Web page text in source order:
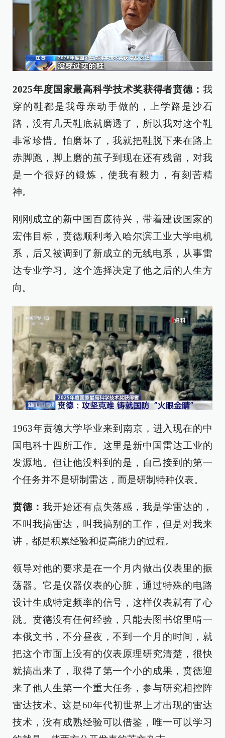
2025年度国家最高科学技术奖获得者贲德 ：我
穿的鞋都是我母亲动手做的，上学路是沙石
路，没有几天鞋底就磨透了，所以我对这个鞋
非常珍惜。怕磨坏了，我就把鞋脱下来在路上
赤脚跑，脚上磨的茧子到现在还有残留，对我
是一个很好的锻炼，使我有毅力，有刻苦精
神。
刚刚成立的新中国百废待兴，带着建设国家的
宏伟目标，贲德顺利考入哈尔滨工业大学电机
系，后又被调到了新成立的无线电系，从事雷
达专业学习。这个选择决定了他之后的人生方
向。
1963年贲德大学毕业来到南京，进入现在的中
国电科十四所工作。这里是新中国雷达工业的
发源地。但让他没料到的是，自己接到的第一
个任务并不是研制雷达，而是研制特种仪表。
贲德： 我开始还有点失落感，我是学雷达的，
不叫我搞雷达，叫我搞别的工作，但是对我来
讲，都是积累经验和提高能力的过程。
领导对他的要求是在一个月内做出仪表里的振
荡器。它是仪器仪表的心脏，通过特殊的电路
设计生成特定频率的信号，这样仪表就有了心
跳。贲德没有任何经验，只能去图书馆里啃一
本俄文书，不分昼夜，不到一个月的时间，就
把这个市面上没有的仪表原理研究清楚，很快
就搞出来了，取得了第一个小的成果，贲德迎
来了他人生第一个重大任务，参与研究相控阵
雷达技术。这是60年代初世界上才出现的雷达
技术，没有成熟经验可以借鉴，唯一可以学习